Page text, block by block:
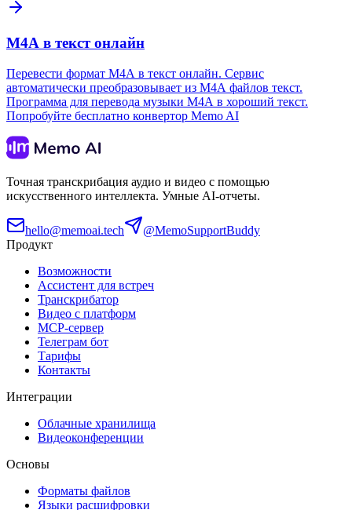
М4А в текст онлайн
Перевести формат М4А в текст онлайн. Сервис
автоматически преобразовывает из М4А файлов текст.
Программа для перевода музыки М4А в хороший текст.
Попробуйте бесплатно конвертор Memo AI
Точная транскрибация аудио и видео с помощью
искусственного интеллекта. Умные AI-отчеты.
hello@memoai.tech
@MemoSupportBuddy
Продукт
Возможности
Ассистент для встреч
Транскрибатор
Видео с платформ
MCP-сервер
Телеграм бот
Тарифы
Контакты
Интеграции
Облачные хранилища
Видеоконференции
Основы
Форматы файлов
Языки расшифровки